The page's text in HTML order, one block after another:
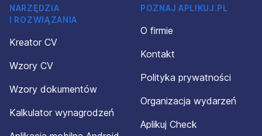
NARZĘDZIA
I ROZWIĄZANIA
Kreator CV
Wzory CV
Wzory dokumentów
Kalkulator wynagrodzeń
POZNAJ APLIKUJ.PL
O firmie
Kontakt
Polityka prywatności
Organizacja wydarzeń
Aplikuj Check